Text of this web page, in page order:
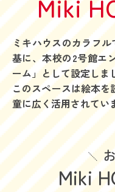
Miki
ミキハウスのカラフ
基に、本校の2号館エ
ーム」として設定しま
このスペースは絵本
童に広く活用されてい
Miki